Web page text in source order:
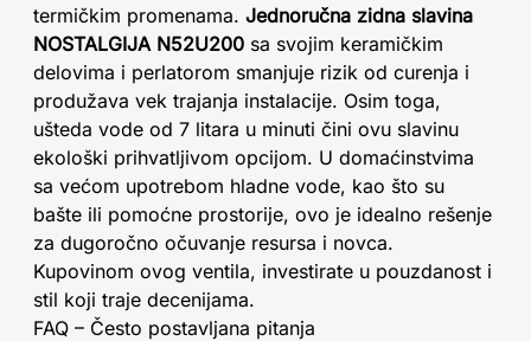
termičkim promenama. Jednoručna zidna slavina
NOSTALGIJA N52U200 sa svojim keramičkim
delovima i perlatorom smanjuje rizik od curenja i
produžava vek trajanja instalacije. Osim toga,
ušteda vode od 7 litara u minuti čini ovu slavinu
ekološki prihvatljivom opcijom. U domaćinstvima
sa većom upotrebom hladne vode, kao što su
bašte ili pomoćne prostorije, ovo je idealno rešenje
za dugoročno očuvanje resursa i novca.
Kupovinom ovog ventila, investirate u pouzdanost i
stil koji traje decenijama.
FAQ – Često postavljana pitanja